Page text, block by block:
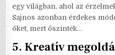
egy világban, ahol az
Sajnos azonban érdekes
őket, mert őszinték…
5. Kreatív